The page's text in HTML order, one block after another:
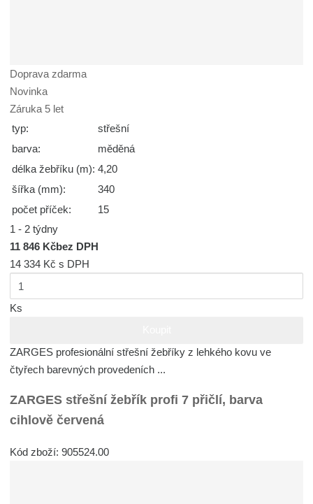
Doprava zdarma
Novinka
Záruka 5 let
typ:
střešní
barva:
měděná
délka žebříku (m): 4,20
šířka (mm):
340
počet příček:
15
1 - 2 týdny
11 846 Kčbez DPH
14 334 Kčs DPH
Ks
ZARGES profesionální střešní žebříky z lehkého kovu ve
čtyřech barevných provedeních ...
ZARGES střešní žebřík profi 7 přičlí, barva
cihlově červená
Kód zboží: 905524.00